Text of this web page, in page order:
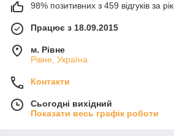
98% позитивних з 459 відгуків за рік
Працює з 18.09.2015
м. Рівне
Рівне, Україна
Контакти
Сьогодні вихідний
Показати весь графік роботи